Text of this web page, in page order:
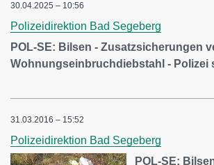
30.04.2025 – 10:56
Polizeidirektion Bad Segeberg
POL-SE: Bilsen - Zusatzsicherungen
Wohnungseinbruchdiebstahl - Polizei
31.03.2016 – 15:52
Polizeidirektion Bad Segeberg
POL-SE: